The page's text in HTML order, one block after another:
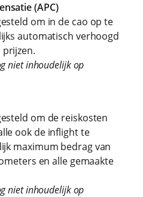
(APC)
om in de cao op te
automatisch verhoogd
niet inhoudelijk op
om de reiskosten
ook de inflight te
maximum bedrag van
en alle gemaakte
niet inhoudelijk op